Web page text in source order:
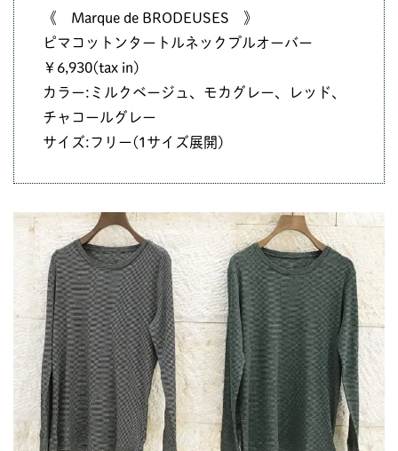
《 Marque de BRODEUSES 》
ピマコットンタートルネックプルオーバー
￥6,930(tax in)
カラー:ミルクベージュ、モカグレー、レッド、
チャコールグレー
サイズ:フリー(1サイズ展開)